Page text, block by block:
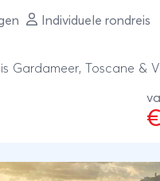
Individuele rondreis
Gardameer, Toscane &